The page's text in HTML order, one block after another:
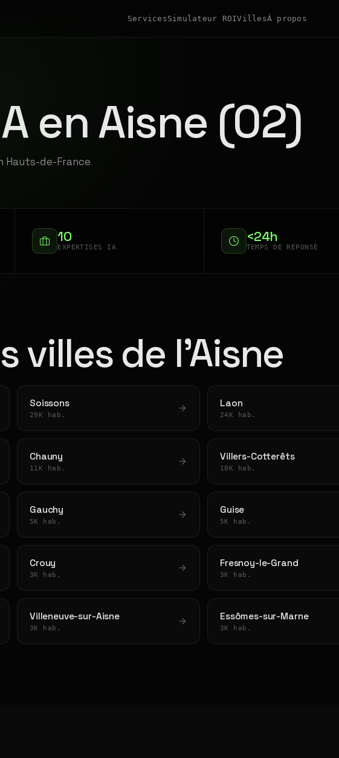
ServicesSimulateur ROIVillesÀ propos
en Aisne (02)
Hauts-de-France
10
EXPERTISES IA
<24h
TEMPS DE RÉPONSE
villes de l'Aisne
Soissons
29K hab.
Laon
24K hab.
Chauny
11K hab.
Villers-Cotterêts
10K hab.
Gauchy
5K hab.
Guise
5K hab.
Crouy
3K hab.
Fresnoy-le-Grand
3K hab.
Villeneuve-sur-Aisne
3K hab.
Essômes-sur-Marne
3K hab.